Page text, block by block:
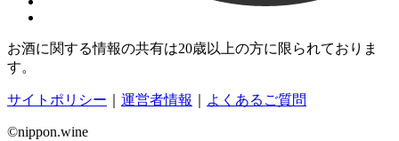
お酒に関する情報の共有は20歳以上の方に限られておりま
す。
サイトポリシー 運営者情報 よくあるご質問
©nippon.wine